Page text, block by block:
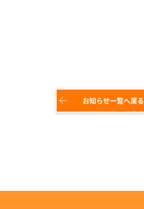
お知らせ一覧へ戻る